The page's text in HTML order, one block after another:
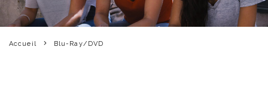
Accueil Blu-Ray/DVD